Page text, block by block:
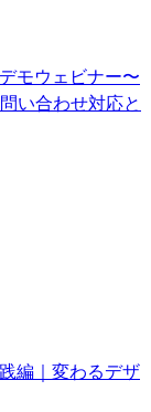
モウェビナー〜
い合わせ対応と
編｜変わるデザ